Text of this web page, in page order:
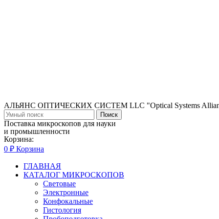
АЛЬЯНС ОПТИЧЕСКИХ СИСТЕМ LLC "Optical Systems
Поиск
Поставка микроскопов для науки
и промышленности
Корзина:
0 ₽ Корзина
ГЛАВНАЯ
КАТАЛОГ МИКРОСКОПОВ
Световые
Электронные
Конфокальные
Гистология